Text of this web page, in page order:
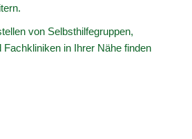
von Selbsthilfegruppen,
Fachkliniken in Ihrer Nähe finden